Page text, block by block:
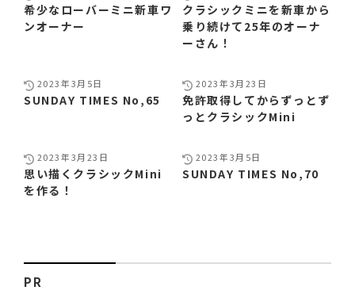
希少なローバーミニ新車ワ
ンオーナー
クラシックミニを新車から
乗り続けて25年のオーナ
ーさん！
2023年3月5日
SUNDAY TIMES No,65
2023年3月23日
免許取得してからずっとず
っとクラシックMini
2023年3月23日
思い描くクラシックMini
を作る！
2023年3月5日
SUNDAY TIMES No,70
PR